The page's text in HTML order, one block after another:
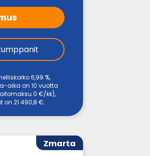
6,99 %,
aika on 10 vuotta
0 €/kk),
21 490,8 €.
Zmarta